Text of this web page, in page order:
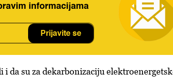
informacijama
Prijavite se
i da su za dekarbonizaciju